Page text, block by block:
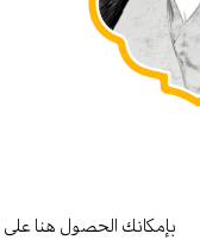
بإمكانك الحصول هنا على